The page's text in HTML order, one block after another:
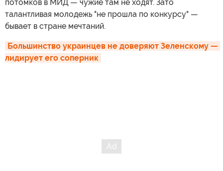
потомков в МИД — чужие там не ходят. Зато
талантливая молодежь "не прошла по конкурсу" —
бывает в стране мечтаний.
Большинство украинцев не доверяют Зеленскому —
лидирует его соперник